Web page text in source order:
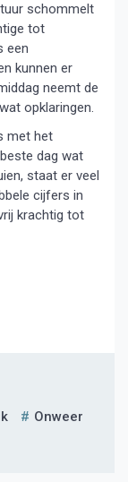
schommelt
tot
een
kunnen er
neemt de
opklaringen.
met het
dag wat
staat er veel
cijfers in
krachtig tot
Onweer